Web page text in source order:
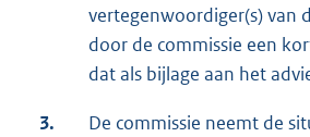
vertegenwoordiger(s) van
door de commissie een
dat als bijlage aan het
3. De commissie neemt de